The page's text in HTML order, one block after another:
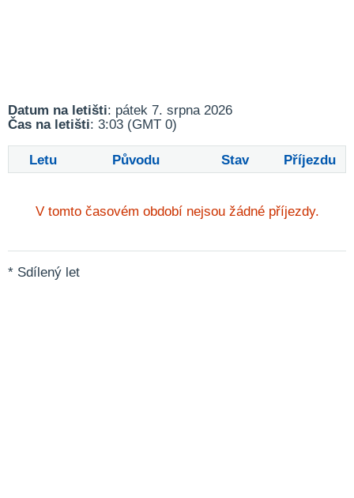
Datum na letišti: pátek 7. srpna 2026
Čas na letišti: 3:03 (GMT 0)
Letu Původu Stav Příjezdu
V tomto časovém období nejsou žádné příjezdy.
* Sdílený let